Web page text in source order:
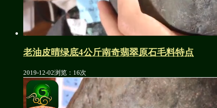
老油皮晴绿底4公斤南奇翡翠原石毛料特点
2019-12-02浏览：16次